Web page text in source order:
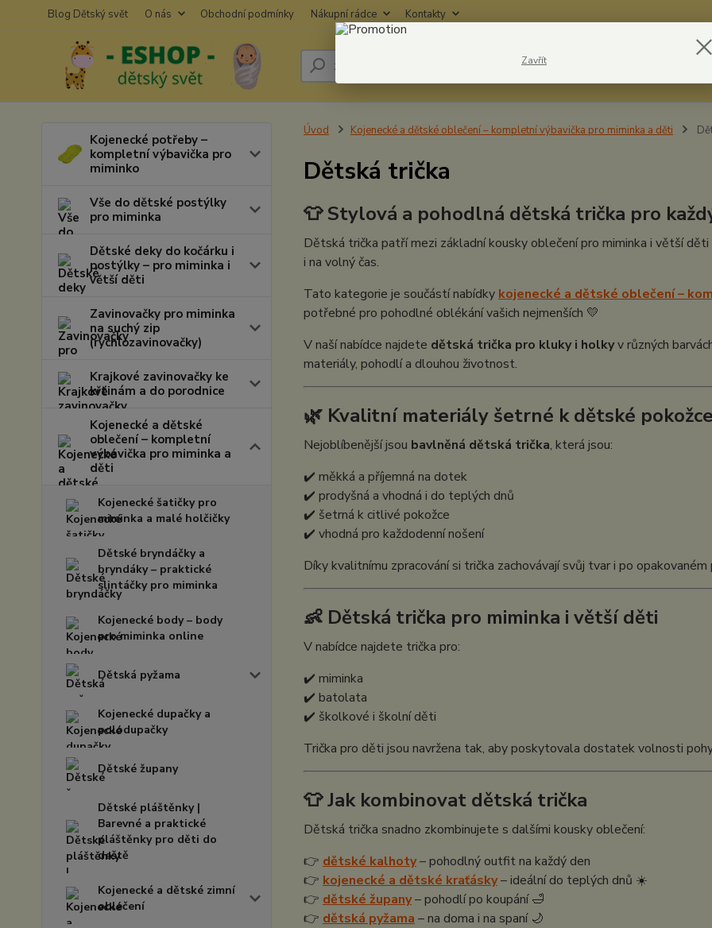
Blog Dětský svět O nás Obchodní podmínky Nákupní rádce Kontakty
Hledat
Kojenecké potřeby –
kompletní výbavička pro
miminko
Vše do dětské postýlky
pro miminka
Dětské deky do kočárku i
postýlky – pro miminka i
větší děti
Zavinovačky pro miminka
na suchý zip
(rychlozavinovačky)
Krajkové zavinovačky ke
křtinám a do porodnice
Kojenecké a dětské
oblečení – kompletní
výbavička pro miminka a
děti
Kojenecké šatičky pro
miminka a malé holčičky
Dětské bryndáčky a
bryndáky – praktické
slintáčky pro miminka
Kojenecké body – body
pro miminka online
Dětská pyžama
Kojenecké dupačky a
polodupačky
Dětské župany
Dětské pláštěnky |
Barevné a praktické
pláštěnky pro děti do
deště
Kojenecké a dětské zimní
oblečení
Úvod Kojenecké a dětské oblečení – kompletní výbavička pro miminka a děti
Dětská trička
👕 Stylová a pohodlná dětská trička pro
Dětská trička patří mezi základní kousky oblečení pro miminka i větší
i na volný čas.
Tato kategorie je součástí nabídky kojenecké a dětské oblečení –
potřebné pro pohodlné oblékání vašich nejmenších 💛
V naší nabídce najdete dětská trička pro kluky i holkyv různých
materiály, pohodlí a dlouhou životnost.
🌿 Kvalitní materiály šetrné k dětské
Nejoblíbenější jsou bavlněná dětská trička, která jsou:
✔️ měkká a příjemná na dotek
✔️ prodyšná a vhodná i do teplých dnů
✔️ šetrná k citlivé pokožce
✔️ vhodná pro každodenní nošení
Díky kvalitnímu zpracování si trička zachovávají svůj tvar i po opakovaném
👶 Dětská trička pro miminka i větší děti
V nabídce najdete trička pro:
✔️ miminka
✔️ batolata
✔️ školkové i školní děti
Trička pro děti jsou navržena tak, aby poskytovala dostatek volnosti
👕 Jak kombinovat dětská trička
Dětská trička snadno zkombinujete s dalšími kousky oblečení:
👉 dětské kalhoty– pohodlný outfit na každý den
👉 kojenecké a dětské kraťásky– ideální do teplých dnů ☀️
👉 dětské župany– pohodlí po koupání 🛁
👉 dětská pyžama – na doma i na spaní 🌙
Zavřít